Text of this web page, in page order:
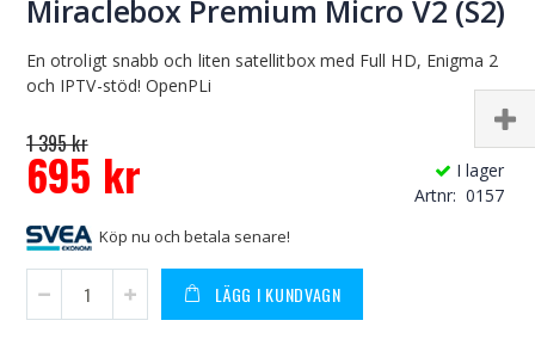
Miraclebox Premium Micro V2 (S2)
En otroligt snabb och liten satellitbox med Full HD, Enigma 2
och IPTV-stöd! OpenPLi
1 395 kr
Special
695 kr
I lager
Artnr
0157
Köp nu och betala senare!
LÄGG I KUNDVAGN